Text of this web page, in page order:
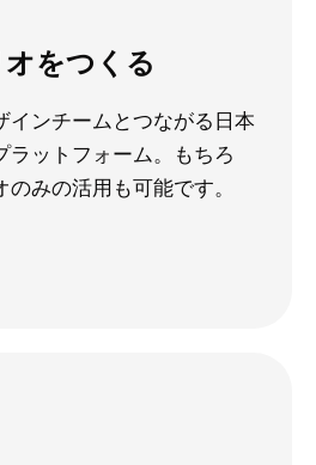
をつくる
インチームとつながる日本
ラットフォーム。もちろ
みの活用も可能です。